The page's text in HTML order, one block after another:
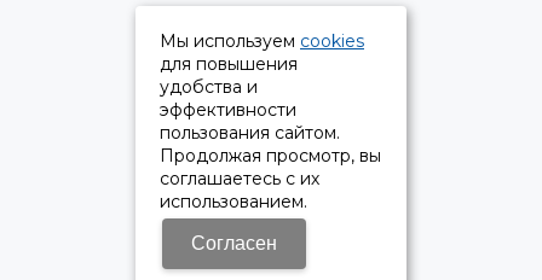
Мы используем cookies
для повышения
удобства и
эффективности
пользования сайтом.
Продолжая просмотр, вы
соглашаетесь с их
использованием.
Согласен